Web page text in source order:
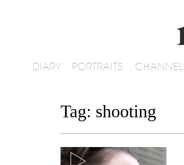
DIARY PORTRAITS CHANNEL
Tag: shooting